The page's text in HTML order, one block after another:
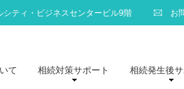
シティ・ビジネスセンタービル9階 お
て 相続対策サポート 相続発生後サ